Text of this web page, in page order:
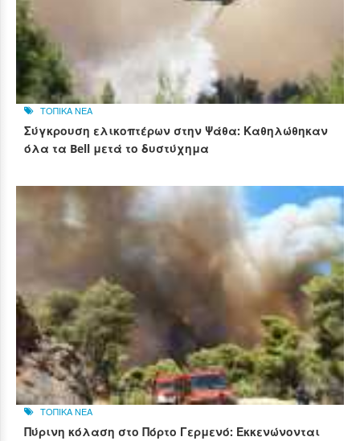
ΤΟΠΙΚΑ ΝΕΑ
Σύγκρουση ελικοπτέρων στην Ψάθα: Καθηλώθηκαν
όλα τα Bell μετά το δυστύχημα
ΤΟΠΙΚΑ ΝΕΑ
Πύρινη κόλαση στο Πόρτο Γερμενό: Εκκενώνονται